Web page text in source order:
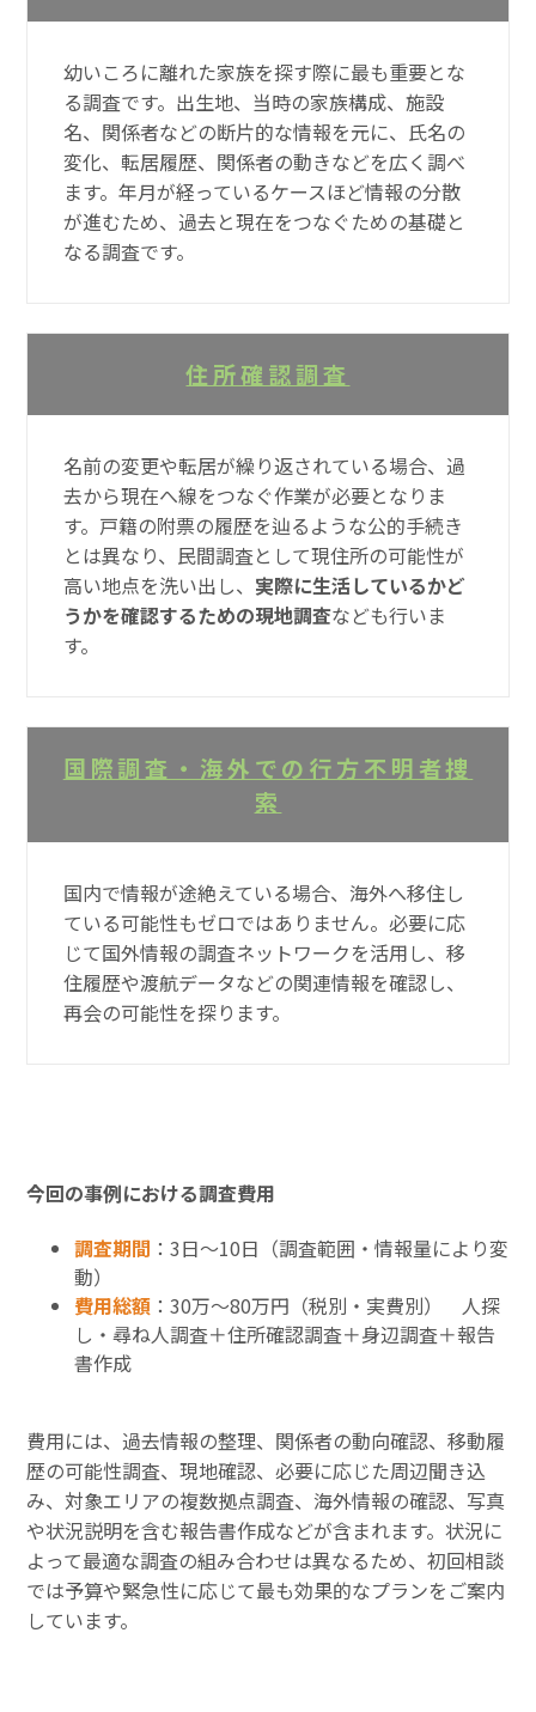
幼いころに離れた家族を探す際に最も重要とな
る調査です。出生地、当時の家族構成、施設
名、関係者などの断片的な情報を元に、氏名の
変化、転居履歴、関係者の動きなどを広く調べ
ます。年月が経っているケースほど情報の分散
が進むため、過去と現在をつなぐための基礎と
なる調査です。
住所確認調査
名前の変更や転居が繰り返されている場合、過
去から現在へ線をつなぐ作業が必要となりま
す。戸籍の附票の履歴を辿るような公的手続き
とは異なり、民間調査として現住所の可能性が
高い地点を洗い出し、 実際に生活しているかど
うかを確認するための現地調査なども行いま
す。
国際調査・海外での行方不明者捜
索
国内で情報が途絶えている場合、海外へ移住し
ている可能性もゼロではありません。必要に応
じて国外情報の調査ネットワークを活用し、移
住履歴や渡航データなどの関連情報を確認し、
再会の可能性を探ります。
今回の事例における調査費用
調査期間 ：3日〜10日（調査範囲・情報量により変
動）
費用総額 ：30万〜80万円（税別・実費別） 人探
し・尋ね人調査＋住所確認調査＋身辺調査＋報告
書作成
費用には、過去情報の整理、関係者の動向確認、移動履
歴の可能性調査、現地確認、必要に応じた周辺聞き込
み、対象エリアの複数拠点調査、海外情報の確認、写真
や状況説明を含む報告書作成などが含まれます。状況に
よって最適な調査の組み合わせは異なるため、初回相談
では予算や緊急性に応じて最も効果的なプランをご案内
しています。